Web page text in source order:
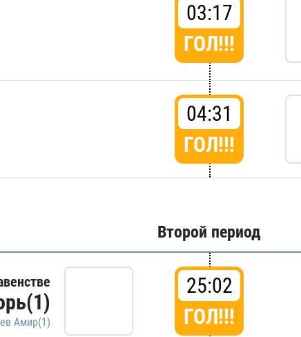
03:17
ГОЛ!!!
04:31
ГОЛ!!!
Второй период
Амир(1)
25:02
ГОЛ!!!